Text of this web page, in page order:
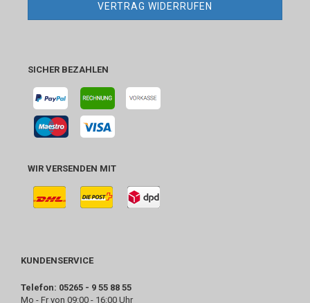
VERTRAG WIDERRUFEN
SICHER BEZAHLEN
WIR VERSENDEN MIT
KUNDENSERVICE
Telefon: 05265 - 9 55 88 55
Mo - Fr von 09:00 - 16:00 Uhr